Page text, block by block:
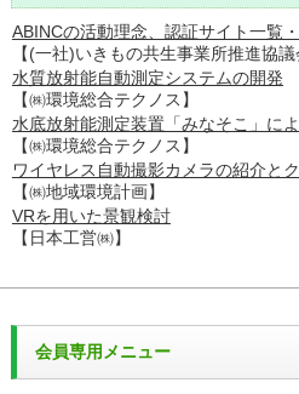
ABINCの活動理念、認証サイト一覧
【(一社)いきもの共生事業所推進協議
水質放射能自動測定システムの開発
【㈱環境総合テクノス】
水底放射能測定装置「みなそこ」に
【㈱環境総合テクノス】
ワイヤレス自動撮影カメラの紹介と
【㈱地域環境計画】
VRを用いた景観検討
【日本工営㈱】
会員専用メニュー